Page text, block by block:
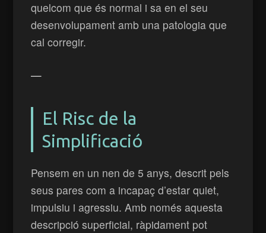
quelcom que és normal i sa en el seu
desenvolupament amb una patologia que
cal corregir.
—
El Risc de la
Simplificació
Pensem en un nen de 5 anys, descrit pels
seus pares com a incapaç d’estar quiet,
impulsiu i agressiu. Amb només aquesta
descripció superficial, ràpidament pot